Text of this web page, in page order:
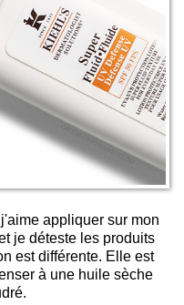
appliquer sur mon
je déteste les produits
est différente. Elle est
à une huile sèche